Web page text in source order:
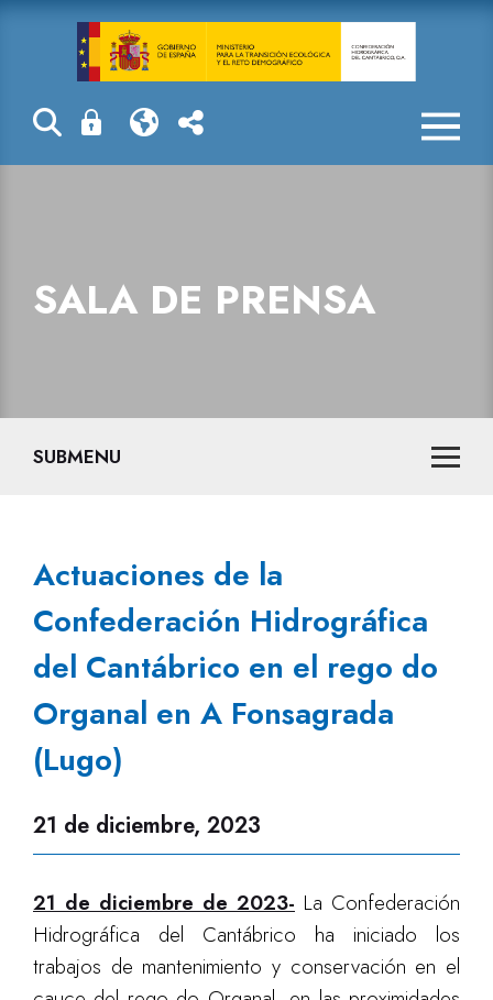
Actuaciones
SALA DE PRENSA
SUBMENU
Actuaciones de la
Confederación Hidrográfica
del Cantábrico en el rego do
Organal en A Fonsagrada
(Lugo)
21 de diciembre, 2023
21 de diciembre de 2023- La Confederación
Hidrográfica del Cantábrico ha iniciado los
trabajos de mantenimiento y conservación en el